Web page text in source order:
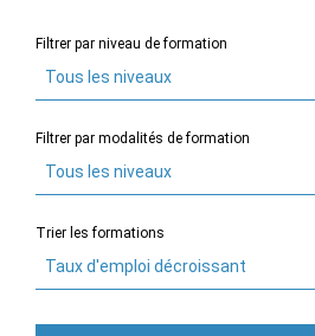
Filtrer par niveau de formation
Tous les niveaux
Filtrer par modalités de formation
Tous les niveaux
Trier les formations
Taux d'emploi décroissant